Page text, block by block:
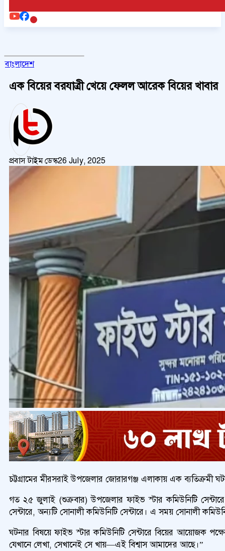
বাংলাদেশ
এক বিয়ের বরযাত্রী খেয়ে ফেলল আরেক বিয়ের খাবার
প্রবাস টাইম ডেস্ক26 July, 2025
চট্টগ্রামের মীরসরাই উপজেলার জোরারগঞ্জ এলাকায় এক ব্যতিক্রমী
গত ২৫ জুলাই (শুক্রবার) উপজেলার ফাইভ স্টার কমিউনিটি
সেন্টারে, অন্যটি সোনালী কমিউনিটি সেন্টারে। এ সময় সোনালী
ঘটনার বিষয়ে ফাইভ স্টার কমিউনিটি সেন্টারে বিয়ের আয়োজক
যেখানে লেখা, সেখানেই সে খায়—এই বিশ্বাস আমাদের আছে।”